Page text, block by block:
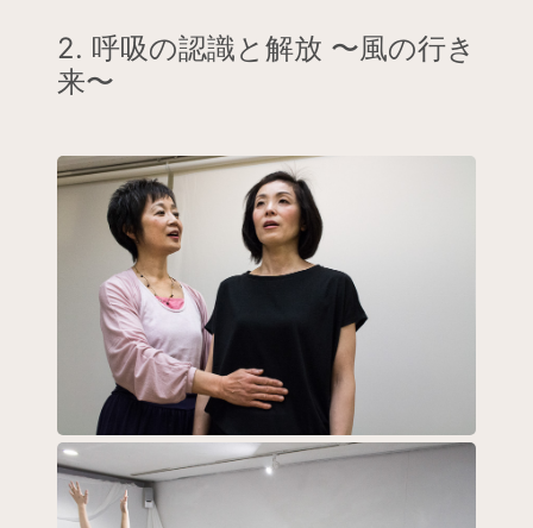
2. 呼吸の認識と解放 〜風の行き
来〜